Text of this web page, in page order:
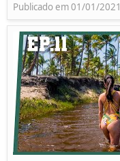
Publicado em 01/01/2021